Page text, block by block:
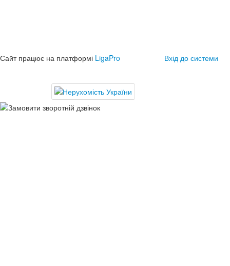
Сайт працює на платформі LigaPro Вхід до системи